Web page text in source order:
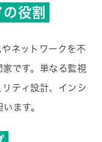
役割
ネットワークを不
です。単なる監視
ティ設計、インシ
ます。